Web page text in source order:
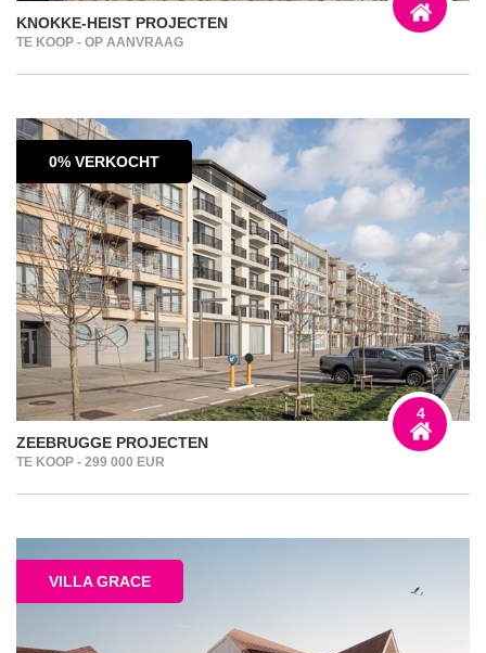
KNOKKE-HEIST PROJECTEN
TE KOOP - OP AANVRAAG
0% VERKOCHT
ZEEBRUGGE PROJECTEN
TE KOOP - 299 000 EUR
4
VILLA GRACE